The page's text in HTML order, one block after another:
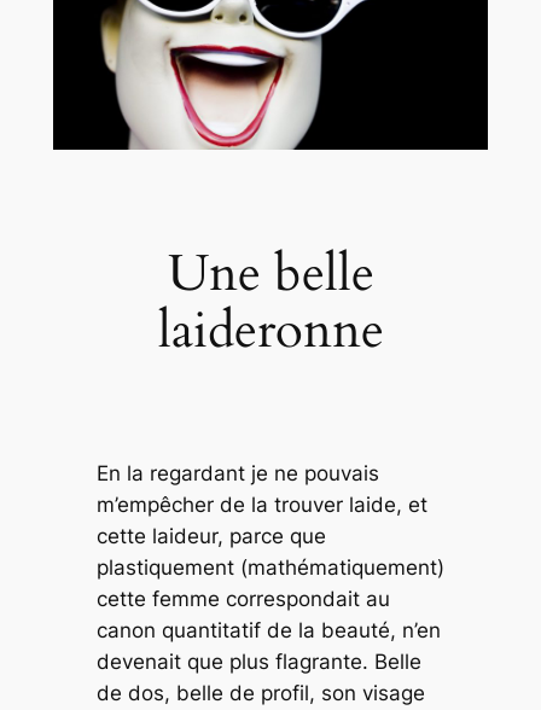
Une belle
laideronne
En la regardant je ne pouvais
m’empêcher de la trouver laide, et
cette laideur, parce que
plastiquement (mathématiquement)
cette femme correspondait au
canon quantitatif de la beauté, n’en
devenait que plus flagrante. Belle
de dos, belle de profil, son visage